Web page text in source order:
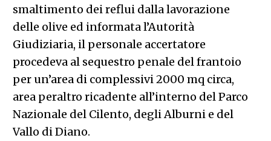
smaltimento dei reflui dalla lavorazione
delle olive ed informata l’Autorità
Giudiziaria, il personale accertatore
procedeva al sequestro penale del frantoio
per un’area di complessivi 2000 mq circa,
area peraltro ricadente all’interno del Parco
Nazionale del Cilento, degli Alburni e del
Vallo di Diano.